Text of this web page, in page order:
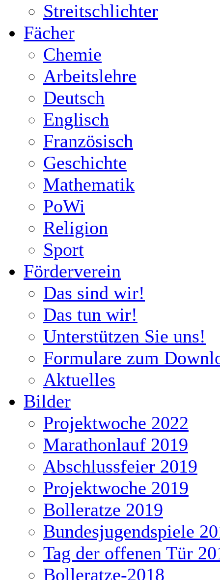
Streitschlichter
Fächer
Chemie
Arbeitslehre
Deutsch
Englisch
Französisch
Geschichte
Mathematik
PoWi
Religion
Sport
Förderverein
Das sind wir!
Das tun wir!
Unterstützen Sie uns!
Formulare zum
Aktuelles
Bilder
Projektwoche 2022
Marathonlauf 2019
Abschlussfeier 2019
Projektwoche 2019
Bolleratze 2019
Bundesjugendspiele
Tag der offenen Tür
Bolleratze-2018